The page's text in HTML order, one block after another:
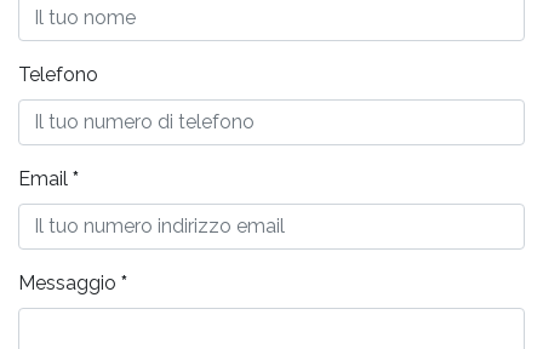
Telefono
Email *
Messaggio *